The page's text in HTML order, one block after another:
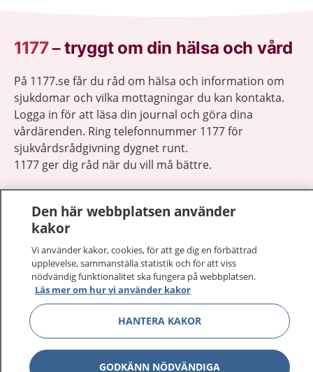
1177–tryggt om din hälsa och vård
På 1177.se får du råd om hälsa och information om
sjukdomar och vilka mottagningar du kan kontakta.
Logga in för att läsa din journal och göra dina
vårdärenden. Ring telefonnummer 1177 för
sjukvårdsrådgivning dygnet runt.
1177 ger dig råd när du vill må bättre.
1177 på flera språk
Om 1177
Kontakt Visa
Den här webbplatsen använder
kakor
Vi använder kakor, cookies, för att ge dig en förbättrad
upplevelse, sammanställa statistik och för att viss
nödvändig funktionalitet ska fungera på webbplatsen.
Läs mer om hur vi använder kakor
HANTERA KAKOR
GODKÄNN NÖDVÄNDIGA